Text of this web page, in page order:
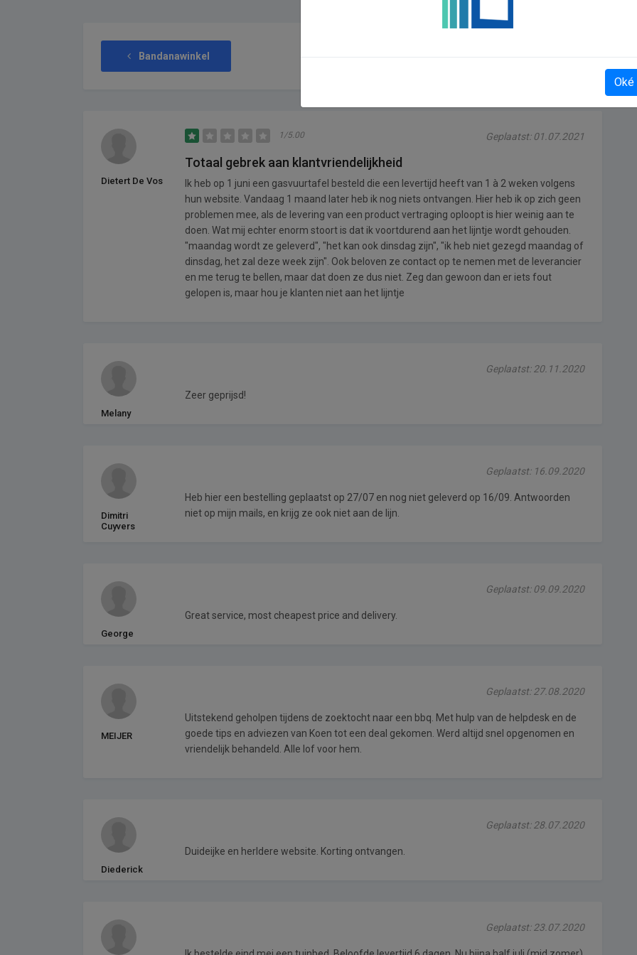
Bandanawinkel
Dietert De Vos
1/5.00 Geplaatst: 01.07.2021
Totaal gebrek aan klantvriendelijkheid
Ik heb op 1 juni een gasvuurtafel besteld die een levertijd heeft van 1 à 2 weken volgens
hun website. Vandaag 1 maand later heb ik nog niets ontvangen. Hier heb ik op zich geen
problemen mee, als de levering van een product vertraging oploopt is hier weinig aan te
doen. Wat mij echter enorm stoort is dat ik voortdurend aan het lijntje wordt gehouden.
"maandag wordt ze geleverd", "het kan ook dinsdag zijn", "ik heb niet gezegd maandag of
dinsdag, het zal deze week zijn". Ook beloven ze contact op te nemen met de leverancier
en me terug te bellen, maar dat doen ze dus niet. Zeg dan gewoon dan er iets fout
gelopen is, maar hou je klanten niet aan het lijntje
Melany
Geplaatst: 20.11.2020
Zeer geprijsd!
Dimitri
Cuyvers
Geplaatst: 16.09.2020
Heb hier een bestelling geplaatst op 27/07 en nog niet geleverd op 16/09. Antwoorden
niet op mijn mails, en krijg ze ook niet aan de lijn.
George
Geplaatst: 09.09.2020
Great service, most cheapest price and delivery.
MEIJER
Geplaatst: 27.08.2020
Uitstekend geholpen tijdens de zoektocht naar een bbq. Met hulp van de helpdesk en de
goede tips en adviezen van Koen tot een deal gekomen. Werd altijd snel opgenomen en
vriendelijk behandeld. Alle lof voor hem.
Diederick
Geplaatst: 28.07.2020
Duideijke en herldere website. Korting ontvangen.
Geplaatst: 23.07.2020
Oké